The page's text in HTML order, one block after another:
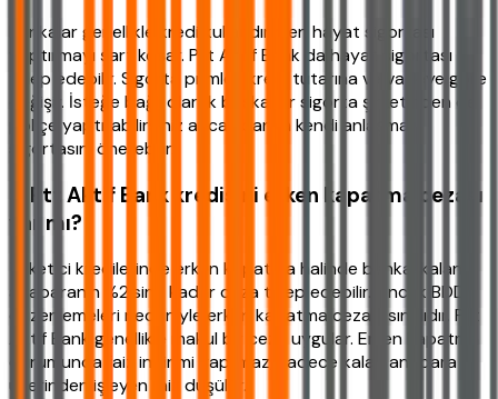
Bankalar genellikle kredi kullandırırken hayat sigortası
yaptırmayı şart koşar. Ptt Aktif Bank da hayat sigortası
talep edebilir. Sigorta primleri kredi tutarına ve vadeye göre
değişir. İsteğe bağlı olarak başka bir sigorta şirketinden de
poliçe yaptırabilirsiniz ancak banka kendi anlaşmalı
sigortasını önerebilir.
9. Ptt Aktif Bank kredisini erken kapatma cezası
var mı?
Tüketici kredilerinde erken kapatma halinde banka, kalan
anaparanın %2'sine kadar ceza talep edebilir. Ancak BDDK
düzenlemeleri nedeniyle erken kapatma cezası sınırlıdır. Ptt
Aktif Bank genellikle makul bir ceza uygular. Erken kapatma
durumunda faiz indirimi yapılmaz, sadece kalan anapara
üzerinden işleyen faiz düşülür.